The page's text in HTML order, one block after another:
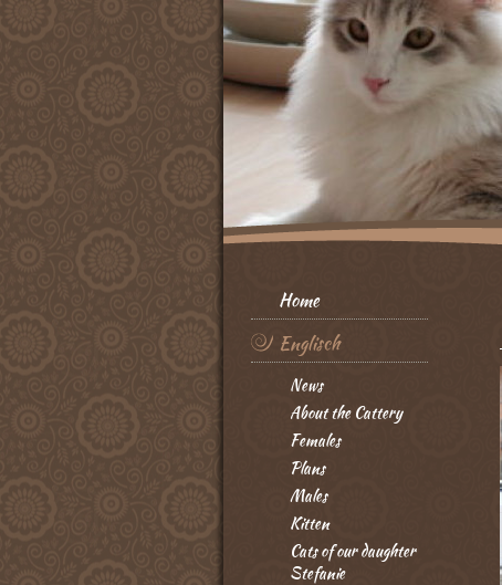
Home
Englisch
News
About the Cattery
Females
Plans
Males
Kitten
Cats of our daughter
Stefanie